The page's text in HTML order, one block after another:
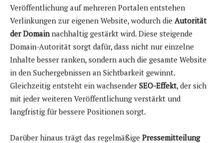
Veröffentlichung auf mehreren Portalen entstehen
Verlinkungen zur eigenen Website, wodurch die Autorität
der Domain nachhaltig gestärkt wird. Diese steigende
Domain-Autorität sorgt dafür, dass nicht nur einzelne
Inhalte besser ranken, sondern auch die gesamte Website
in den Suchergebnissen an Sichtbarkeit gewinnt.
Gleichzeitig entsteht ein wachsender SEO-Effekt, der sich
mit jeder weiteren Veröffentlichung verstärkt und
langfristig für bessere Positionen sorgt.
Darüber hinaus trägt das regelmäßige Pressemitteilung